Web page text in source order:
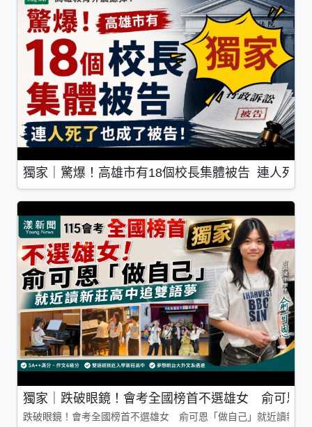
獨家｜驚爆！高雄市有18個校長集體被告 連人死了
獨家｜跌破眼鏡！會考全國榜首不選雄女 俞可恩
跌破眼鏡！會考全國榜首不選雄女 俞可恩「做自己」就近讀新莊